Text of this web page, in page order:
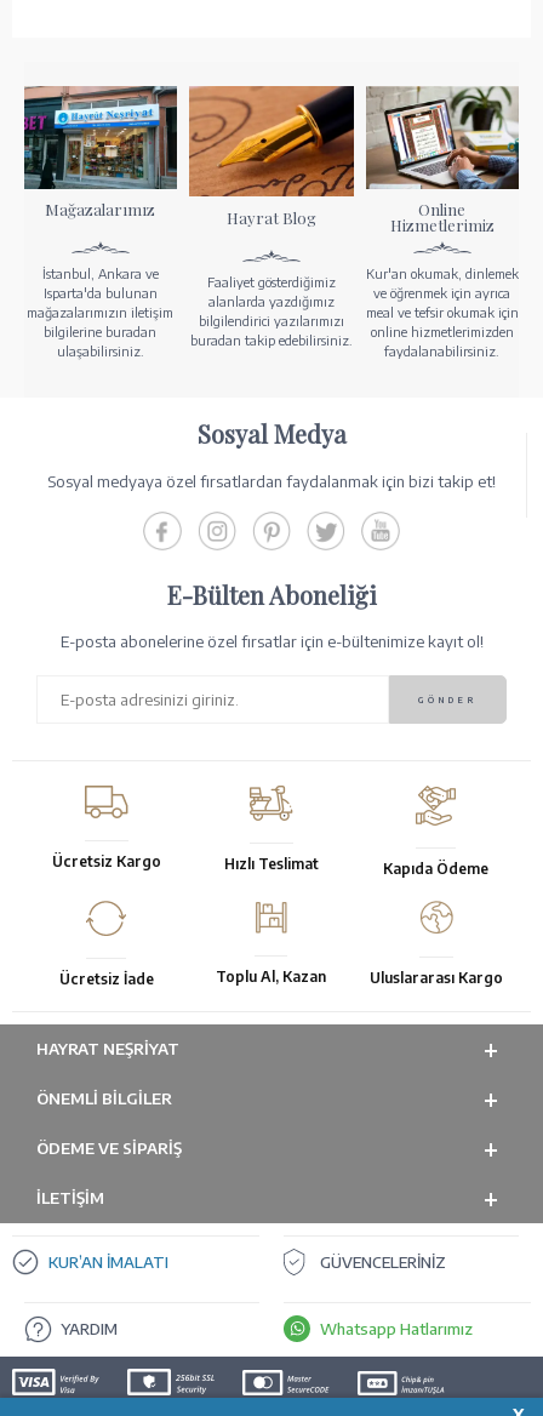
Mağazalarımız
İstanbul, Ankara ve
Isparta'da bulunan
mağazalarımızın iletişim
bilgilerine buradan
ulaşabilirsiniz.
Hayrat Blog
Faaliyet gösterdiğimiz
alanlarda yazdığımız
bilgilendirici yazılarımızı
buradan takip edebilirsiniz.
Online
Hizmetlerimiz
Kur'an okumak, dinlemek
ve öğrenmek için ayrıca
meal ve tefsir okumak için
online hizmetlerimizden
faydalanabilirsiniz.
Sosyal Medya
Sosyal medyaya özel fırsatlardan faydalanmak için bizi takip et!
E-Bülten Aboneliği
E-posta abonelerine özel fırsatlar için e-bültenimize kayıt ol!
Ücretsiz Kargo Hızlı Teslimat Kapıda Ödeme
Ücretsiz İade Toplu Al, Kazan Uluslararası Kargo
HAYRAT NEŞRIYAT
ÖNEMLI BILGILER
ÖDEME VE SİPARİŞ
İLETİŞİM
KUR’AN İMALATI GÜVENCELERİNİZ
YARDIM Whatsapp Hatlarımız